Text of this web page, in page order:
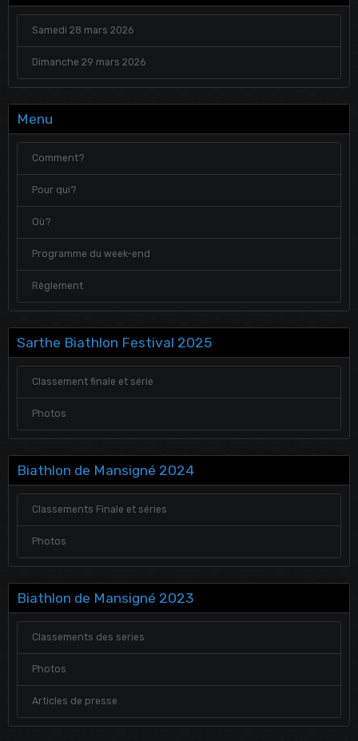
Samedi 28 mars 2026
Dimanche 29 mars 2026
Menu
Comment?
Pour qui?
Où?
Programme du week-end
Règlement
Sarthe Biathlon Festival 2025
Classement finale et série
Photos
Biathlon de Mansigné 2024
Classements Finale et séries
Photos
Biathlon de Mansigné 2023
Classements des series
Photos
Articles de presse